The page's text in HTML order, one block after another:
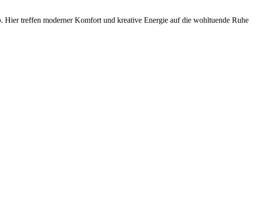
treffen moderner Komfort und kreative Energie auf die wohltuende Ruhe